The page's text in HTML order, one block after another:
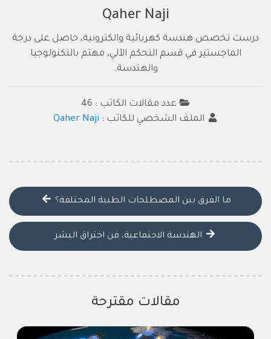
Qaher Naji
درست تخصص هندسة كهربائية والكترونية، حاصل على درجة
الماجستير في قسم التحكم الآلي، مهتم بالتكنولوجيا
والهندسة.
عدد مقالات الكاتب : 46
الملف الشخصي للكاتب : Qaher Naji
ما الفرق بين المصطلحات الطبية المختلفة؟
الهندسة الاجتماعية، فن اختراق البشر
مقالات مقترحة